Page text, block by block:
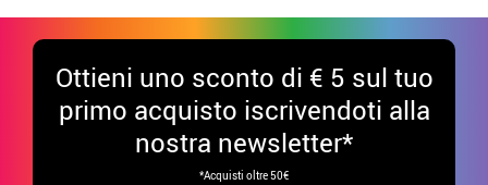
Ottieni uno sconto di € 5 sul tuo
primo acquisto iscrivendoti alla
nostra newsletter*
*Acquisti oltre 50€